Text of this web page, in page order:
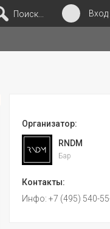
Вход
Поиск...
Организатор:
RNDM
Бар
Контакты:
Инфо: +7 (495) 540-